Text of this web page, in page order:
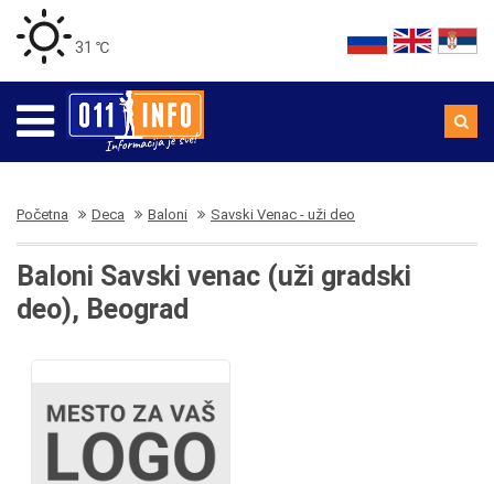
31 ℃
Početna Deca Baloni Savski Venac - uži deo
Baloni Savski venac (uži gradski
deo), Beograd